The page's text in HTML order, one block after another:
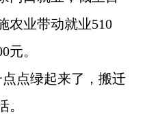
农业带动就业510
元。
点绿起来了，搬迁
。